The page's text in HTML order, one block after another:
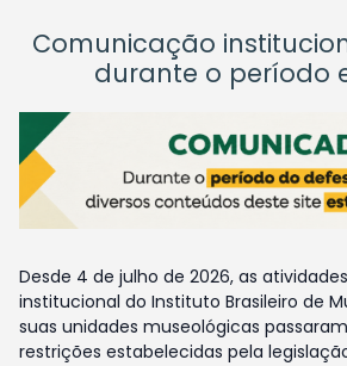
Comunicação
durante o período
Desde 4 de julho de 2026, as
institucional do Instituto Brasileiro de
suas unidades museológicas
restrições estabelecidas pela